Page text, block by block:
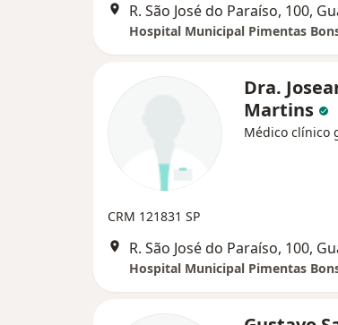
R. São José do Paraíso, 100,
Hospital Municipal Pimentas
Dra.
Martins
Médico clínico
CRM 121831 SP
R. São José do Paraíso, 100,
Hospital Municipal Pimentas